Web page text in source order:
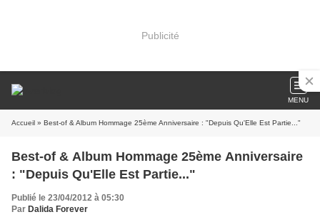
Publicité
MENU
Accueil » Best-of & Album Hommage 25ème Anniversaire : "Depuis Qu'Elle Est Partie..."
Best-of & Album Hommage 25ème Anniversaire
: "Depuis Qu'Elle Est Partie..."
Publié le 23/04/2012 à 05:30
Par Dalida Forever